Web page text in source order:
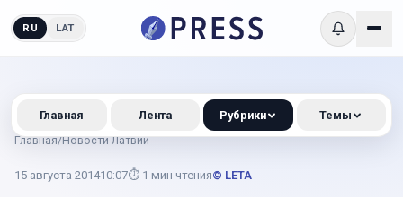
RU LAT
Главная/Новости Латвии
15 августа 201410:07⏱ 1 мин чтения© LETA
Главная Лента Рубрики Темы